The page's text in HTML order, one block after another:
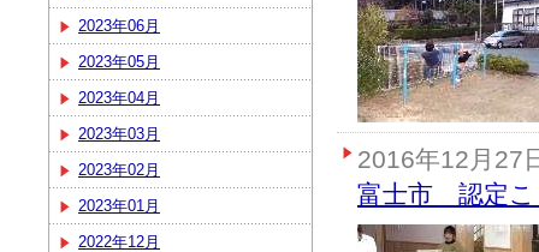
2023年06月
2023年05月
2023年04月
2023年03月
2023年02月
2023年01月
2022年12月
2016年12月27
富士市 認定こ